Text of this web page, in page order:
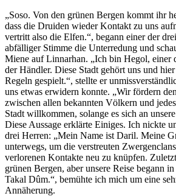
„Soso. Von den grünen Bergen kommt ihr
dass die Druiden wieder Kontakt zu uns
vertritt also die Elfen.“, begann einer der
abfälliger Stimme die Unterredung und
Miene auf Linnarhan. „Ich bin Hegol, einer
der Händler. Diese Stadt gehört uns und
Regeln gespielt.“, stellte er
uns etwas erwidern konnte. „Wir fördern
zwischen allen bekannten Völkern und
Stadt willkommen, solange es sich an
Diese Aussage erklärte Einiges. Ich nickte
drei Herren: „Mein Name ist Daril. Meine
unterwegs, um die verstreuten
verlorenen Kontakte neu zu knüpfen.
grünen Bergen, aber unsere Reise begann
Takal Dûm.“, bemühte ich mich um eine
Annäherung.